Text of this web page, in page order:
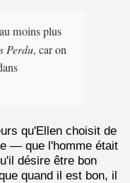
moins plus
Perdu, car on
qu'Ellen choisit de
— que l'homme était
désire être bon
quand il est bon, il